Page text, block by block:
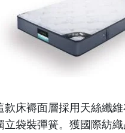
款床褥面層採用天絲纖
立袋裝彈簧。獲國際紡